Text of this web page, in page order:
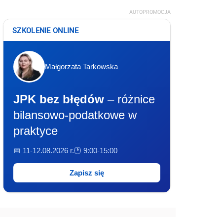
AUTOPROMOCJA
SZKOLENIE ONLINE
Małgorzata Tarkowska
JPK bez błędów – różnice
bilansowo-podatkowe w
praktyce
📅 11-12.08.2026 r.🕐 9:00-15:00
Zapisz się